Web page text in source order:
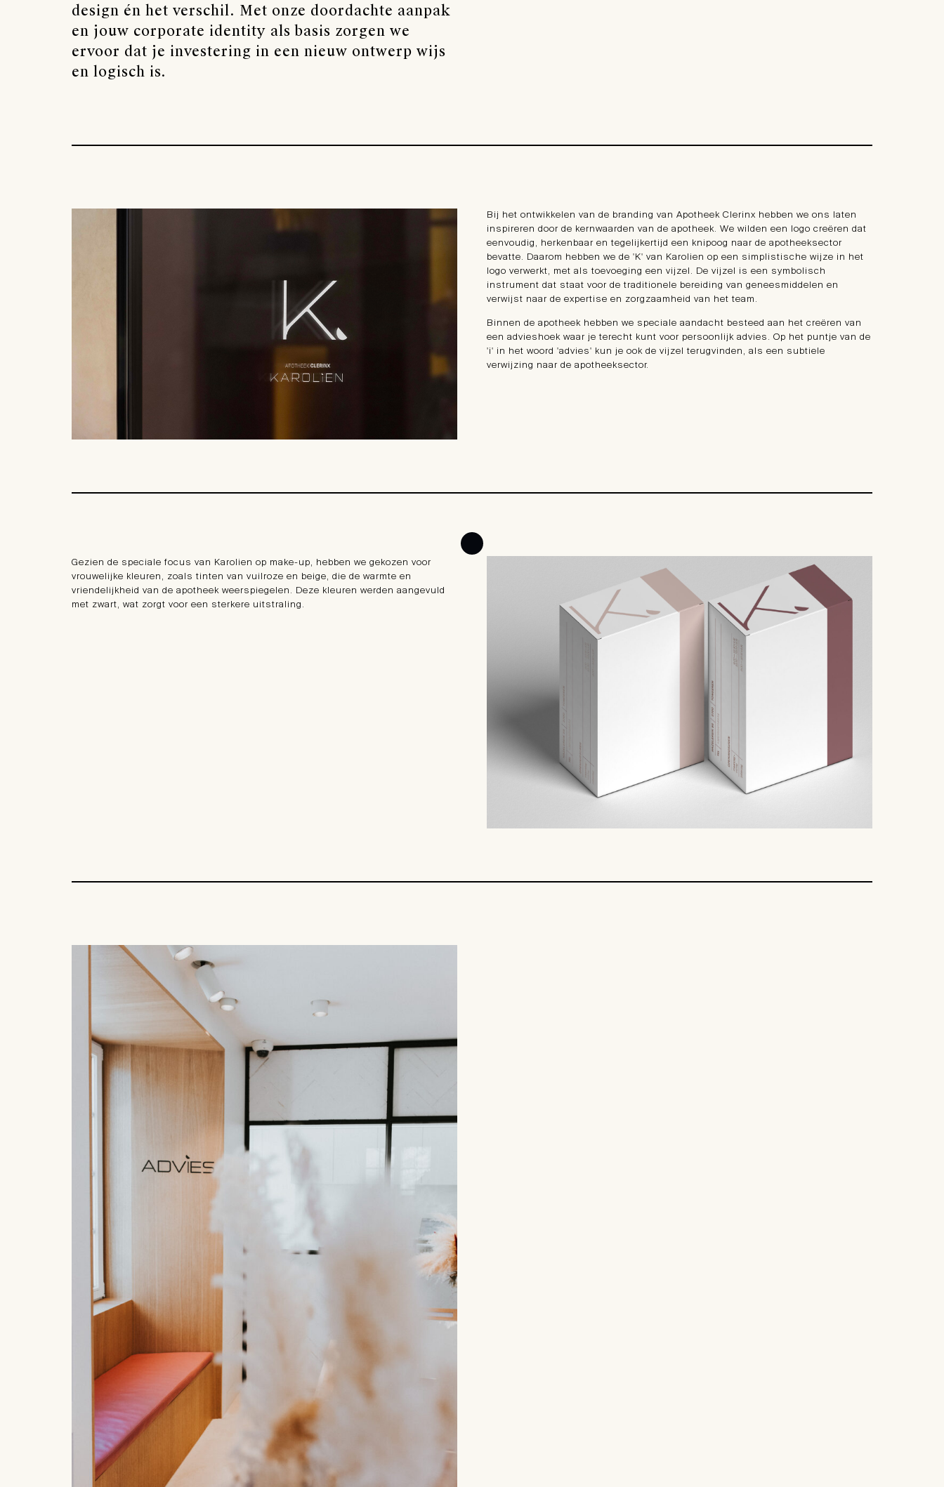
design én het verschil. Met onze doordachte aanpak
en jouw corporate identity als basis zorgen we
ervoor dat je investering in een nieuw ontwerp wijs
en logisch is.
Bij het ontwikkelen van de branding van Apotheek Clerinx hebben we ons laten
inspireren door de kernwaarden van de apotheek. We wilden een logo creëren dat
eenvoudig, herkenbaar en tegelijkertijd een knipoog naar de apotheeksector
bevatte. Daarom hebben we de 'K' van Karolien op een simplistische wijze in het
logo verwerkt, met als toevoeging een vijzel. De vijzel is een symbolisch
instrument dat staat voor de traditionele bereiding van geneesmiddelen en
verwijst naar de expertise en zorgzaamheid van het team.
Binnen de apotheek hebben we speciale aandacht besteed aan het creëren van
een advieshoek waar je terecht kunt voor persoonlijk advies. Op het puntje van de
'i' in het woord 'advies' kun je ook de vijzel terugvinden, als een subtiele
verwijzing naar de apotheeksector.
Gezien de speciale focus van Karolien op make-up, hebben we gekozen voor
vrouwelijke kleuren, zoals tinten van vuilroze en beige, die de warmte en
vriendelijkheid van de apotheek weerspiegelen. Deze kleuren werden aangevuld
met zwart, wat zorgt voor een sterkere uitstraling.